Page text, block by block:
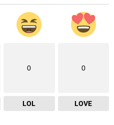
0
LOL
0
LOVE